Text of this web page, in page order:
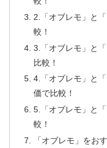
2.「オブレモ」と
較！
3.「オブレモ」と
比較！
4.「オブレモ」と
価で比較！
5.「オブレモ」と
較！
「オブレモ」をお